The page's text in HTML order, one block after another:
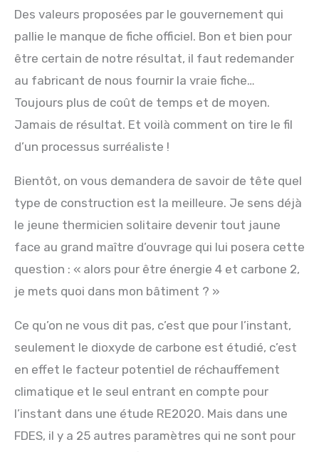
Des valeurs proposées par le gouvernement qui
pallie le manque de fiche officiel. Bon et bien pour
être certain de notre résultat, il faut redemander
au fabricant de nous fournir la vraie fiche…
Toujours plus de coût de temps et de moyen.
Jamais de résultat. Et voilà comment on tire le fil
d’un processus surréaliste !
Bientôt, on vous demandera de savoir de tête quel
type de construction est la meilleure. Je sens déjà
le jeune thermicien solitaire devenir tout jaune
face au grand maître d’ouvrage qui lui posera cette
question : « alors pour être énergie 4 et carbone 2,
je mets quoi dans mon bâtiment ? »
Ce qu’on ne vous dit pas, c’est que pour l’instant,
seulement le dioxyde de carbone est étudié, c’est
en effet le facteur potentiel de réchauffement
climatique et le seul entrant en compte pour
l’instant dans une étude RE2020. Mais dans une
FDES, il y a 25 autres paramètres qui ne sont pour